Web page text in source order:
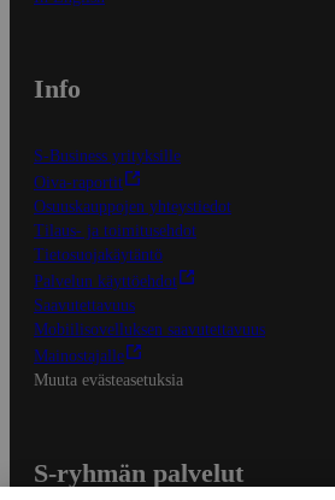
Info
S-Business yrityksille
Oiva-raportit
Osuuskauppojen yhteystiedot
Tilaus- ja toimitusehdot
Tietosuojakäytäntö
Palvelun käyttöehdot
Saavutettavuus
Mobiilisovelluksen saavutettavuus
Mainostajalle
Muuta evästeasetuksia
S-ryhmän palvelut